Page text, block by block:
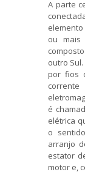
A parte
ou mais
outro
por fios
é
elétrica
o
arranjo
estator
motor e,